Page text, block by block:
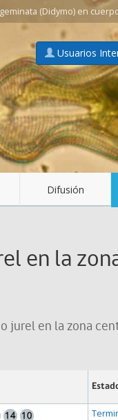
(Didymo) en
Usuarios
Difusión
en la
jurel en la zona